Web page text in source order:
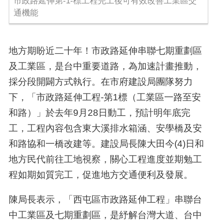
通機能
地方期盼近二十年！市政路延伸串聯七期重劃區
及工業區，是台中重要道路，為加速計畫推動，
採分段開闢方式執行。在市府建設局團隊努力
下，「市政路延伸工程-第1標（工業區一路至安
和路）」於去年9月28日動工，預計明年底完
工，工程內容包含東大溪排水箱涵、安學橋及安
和路協和一橋改建等。建設局長陳大田今(4)日和
地方民代前往工地視察，關心工程進度並期勉工
程如期如質完工，促進地方交通便利及發展。
陳局長表示，「西屯區市政路延伸工程」串聯台
中工業區及七期重劃區，是紓解台灣大道、台中